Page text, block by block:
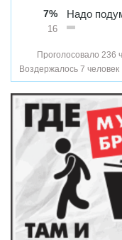
7%
16
Надо
Проголосовало 236
Воздержалось 7 человек